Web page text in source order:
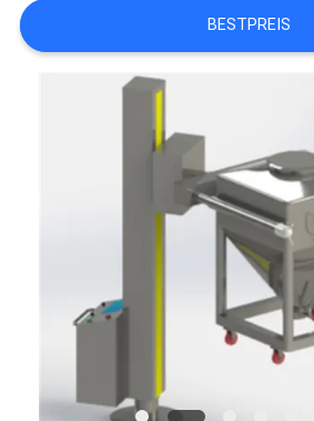
FORDERN
PRIVACY
POLICY
BESTPREIS